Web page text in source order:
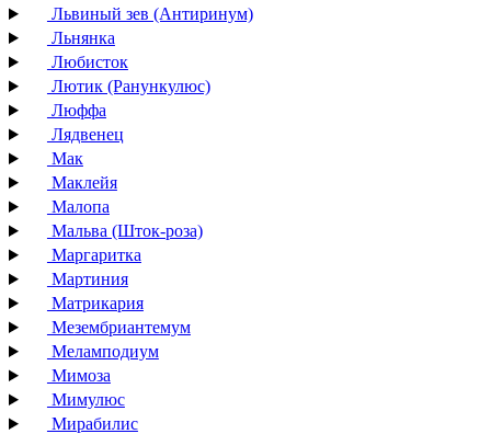
Львиный зев (Антиринум)
Льнянка
Любисток
Лютик (Ранункулюс)
Люффа
Лядвенец
Мак
Маклейя
Малопа
Мальва (Шток-роза)
Маргаритка
Мартиния
Матрикария
Мезембриантемум
Меламподиум
Мимоза
Мимулюс
Мирабилис